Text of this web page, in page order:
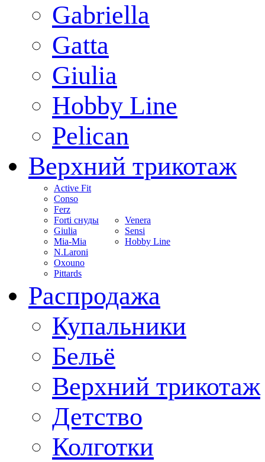
Gabriella
Gatta
Giulia
Hobby Line
Pelican
Верхний трикотаж
Active Fit
Conso
Ferz
Forti снуды
Giulia
Mia-Mia
N.Laroni
Oxouno
Pittards
Venera
Sensi
Hobby Line
Распродажа
Купальники
Бельё
Верхний трикотаж
Детство
Колготки